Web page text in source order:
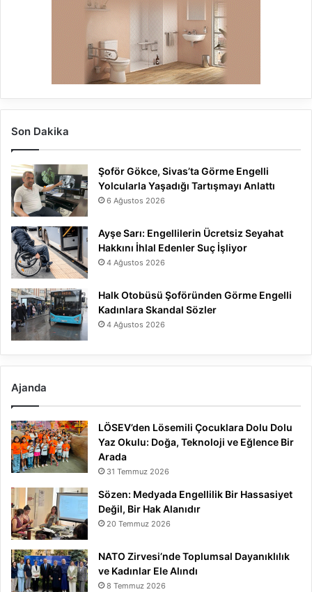
Son Dakika
Şoför Gökce, Sivas’ta Görme Engelli
Yolcularla Yaşadığı Tartışmayı Anlattı
6 Ağustos 2026
Ayşe Sarı: Engellilerin Ücretsiz Seyahat
Hakkını İhlal Edenler Suç İşliyor
4 Ağustos 2026
Halk Otobüsü Şoföründen Görme Engelli
Kadınlara Skandal Sözler
4 Ağustos 2026
Ajanda
LÖSEV’den Lösemili Çocuklara Dolu Dolu
Yaz Okulu: Doğa, Teknoloji ve Eğlence Bir
Arada
31 Temmuz 2026
Sözen: Medyada Engellilik Bir Hassasiyet
Değil, Bir Hak Alanıdır
20 Temmuz 2026
NATO Zirvesi’nde Toplumsal Dayanıklılık
ve Kadınlar Ele Alındı
8 Temmuz 2026